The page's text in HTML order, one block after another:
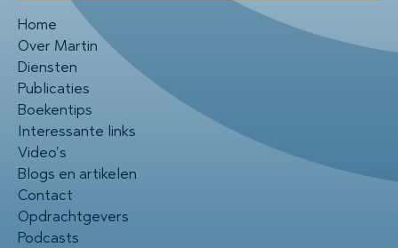
Home
Over Martin
Diensten
Publicaties
Boekentips
Interessante links
Video’s
Blogs en artikelen
Contact
Opdrachtgevers
Podcasts